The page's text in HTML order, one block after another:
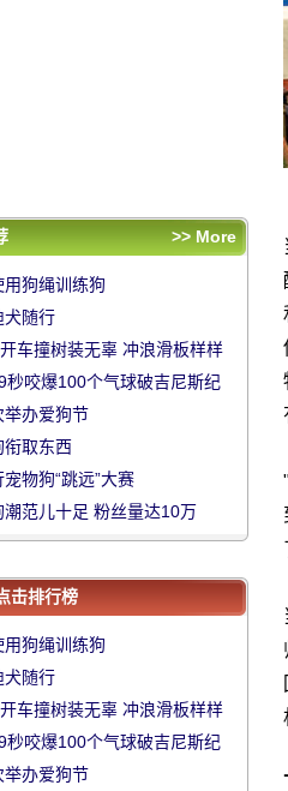
随行
衔取东西
物狗“跳远”大赛
范儿十足 粉丝量达10万
>> More
狗绳训练狗
犬随行
车撞树装无辜 冲浪滑板样样
秒咬爆100个气球破吉尼斯纪
举办爱狗节
衔取东西
物狗“跳远”大赛
范儿十足 粉丝量达10万
击排行榜
狗绳训练狗
犬随行
车撞树装无辜 冲浪滑板样样
秒咬爆100个气球破吉尼斯纪
举办爱狗节